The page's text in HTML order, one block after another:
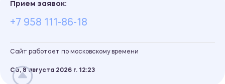
Прием заявок:
+7 958 111-86-18
Сайт работает по московскому времени
Сб, 8 августа 2026 г. 12:23